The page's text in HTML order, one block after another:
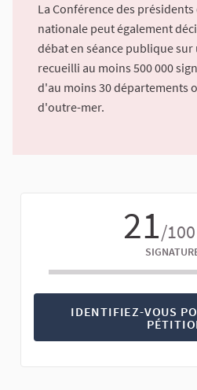
La Conférence des
nationale peut également
débat en séance publique
recueilli au moins 500 000
d'au moins 30 départements
d'outre-mer.
21/
IDENTIFIEZ-VOUS